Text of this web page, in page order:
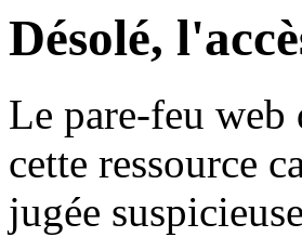
Désolé,
Le pare-feu web
cette ressource
jugée